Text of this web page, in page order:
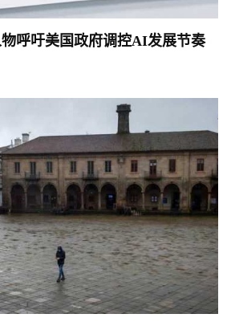
呼吁美国政府调控AI发展节奏